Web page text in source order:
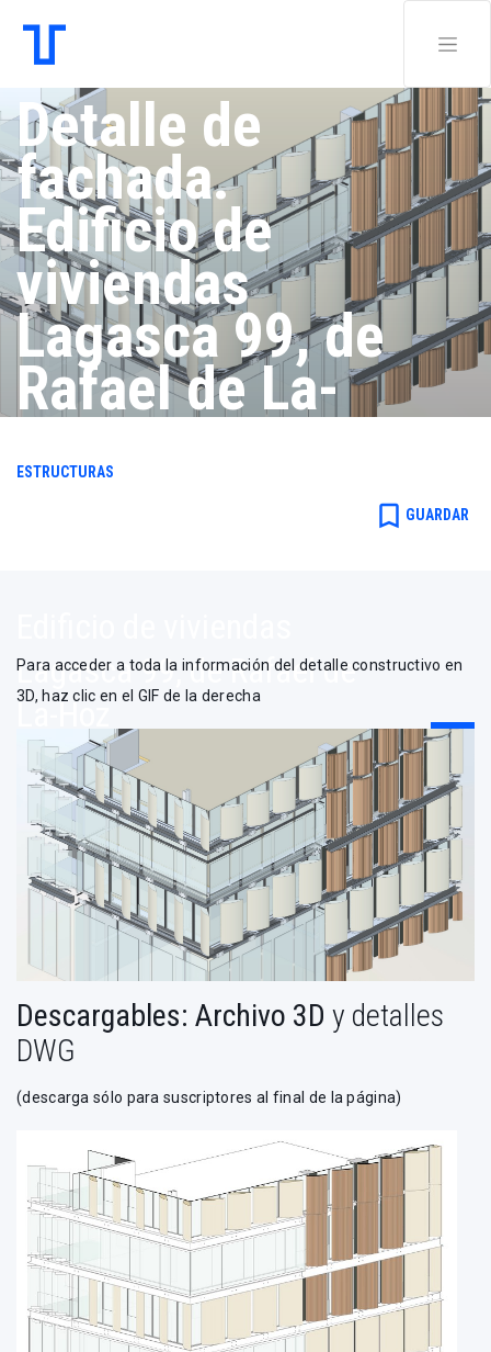
Detalle de
fachada.
Edificio de
viviendas
Lagasca 99, de
Rafael de La-
Hoz - modelo
3D - BIM
Lagasca 99, de Rafael de
La-Hoz
ESTRUCTURAS
bookmark_border GUARDAR
Para acceder a toda la información del detalle constructivo en
3D, haz clic en el GIF de la derecha
Descargables: Archivo 3D y detalles
DWG
(descarga sólo para suscriptores al final de la página)